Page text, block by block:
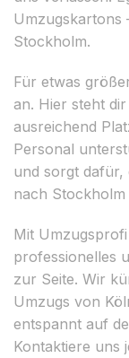
Umzugskartons
Stockholm.
Für etwas
an. Hier steht
ausreichend
Personal
und sorgt dafür,
nach
Mit
professionelles
zur Seite. Wir
Umzugs von
entspannt auf
Kontaktiere uns